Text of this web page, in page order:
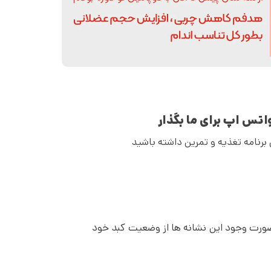
اپ برای ما بگذار
تغذیه و تمرین داشته باشید
صورت وجود این نشانه ها از وضعیت کبد خود